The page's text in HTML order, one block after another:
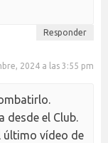
Responder
2024 a las 3:55 pm
desde el Club.
último vídeo de